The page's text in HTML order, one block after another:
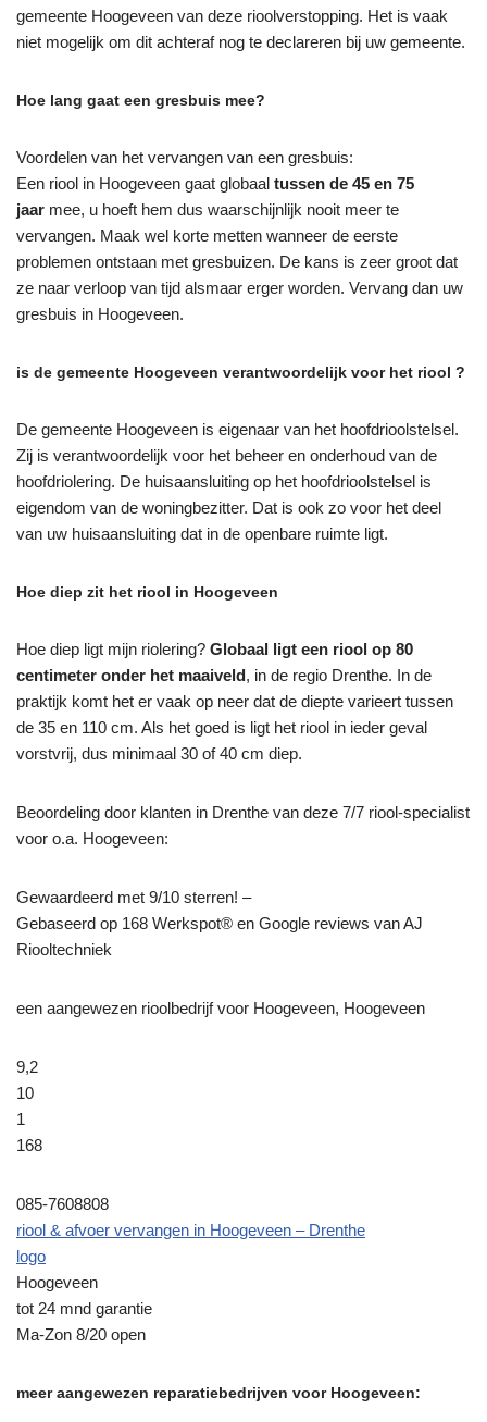
gemeente Hoogeveen van deze rioolverstopping. Het is vaak
niet mogelijk om dit achteraf nog te declareren bij uw gemeente.
Hoe lang gaat een gresbuis mee?
Voordelen van het vervangen van een gresbuis:
Een riool in Hoogeveen gaat globaal tussen de 45 en 75
jaar mee, u hoeft hem dus waarschijnlijk nooit meer te
vervangen. Maak wel korte metten wanneer de eerste
problemen ontstaan met gresbuizen. De kans is zeer groot dat
ze naar verloop van tijd alsmaar erger worden. Vervang dan uw
gresbuis in Hoogeveen.
is de gemeente Hoogeveen verantwoordelijk voor het riool ?
De gemeente Hoogeveen is eigenaar van het hoofdrioolstelsel.
Zij is verantwoordelijk voor het beheer en onderhoud van de
hoofdriolering. De huisaansluiting op het hoofdrioolstelsel is
eigendom van de woningbezitter. Dat is ook zo voor het deel
van uw huisaansluiting dat in de openbare ruimte ligt.
Hoe diep zit het riool in Hoogeveen
Hoe diep ligt mijn riolering? Globaal ligt een riool op 80
centimeter onder het maaiveld, in de regio Drenthe. In de
praktijk komt het er vaak op neer dat de diepte varieert tussen
de 35 en 110 cm. Als het goed is ligt het riool in ieder geval
vorstvrij, dus minimaal 30 of 40 cm diep.
Beoordeling door klanten in Drenthe van deze 7/7 riool-specialist
voor o.a. Hoogeveen:
Gewaardeerd met 9/10 sterren! –
Gebaseerd op 168 Werkspot® en Google reviews van AJ
Riooltechniek
een aangewezen rioolbedrijf voor Hoogeveen, Hoogeveen
9,2
10
1
168
085-7608808
riool & afvoer vervangen in Hoogeveen – Drenthe
logo
Hoogeveen
tot 24 mnd garantie
Ma-Zon 8/20 open
meer aangewezen reparatiebedrijven voor Hoogeveen: